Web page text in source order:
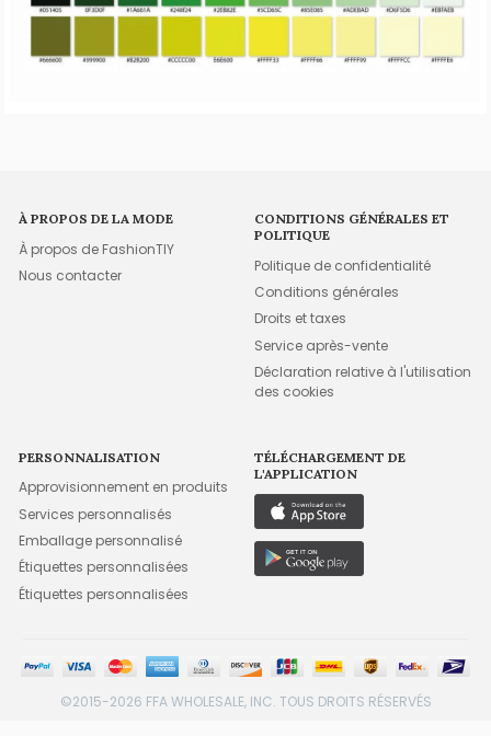
À PROPOS DE LA MODE
À propos de FashionTIY
Nous contacter
CONDITIONS GÉNÉRALES ET
POLITIQUE
Politique de confidentialité
Conditions générales
Droits et taxes
Service après-vente
Déclaration relative à l'utilisation
des cookies
PERSONNALISATION
Approvisionnement en produits
Services personnalisés
Emballage personnalisé
Étiquettes personnalisées
Étiquettes personnalisées
TÉLÉCHARGEMENT DE
L'APPLICATION
©2015-2026 FFA WHOLESALE, INC. TOUS DROITS RÉSERVÉS